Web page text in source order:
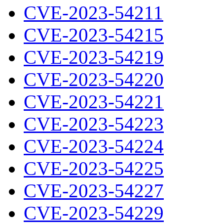
CVE-2023-54211
CVE-2023-54215
CVE-2023-54219
CVE-2023-54220
CVE-2023-54221
CVE-2023-54223
CVE-2023-54224
CVE-2023-54225
CVE-2023-54227
CVE-2023-54229